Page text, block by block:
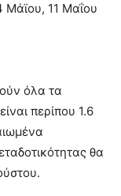
Μάϊου, 11 Μαΐου
όλα τα
περίπου 1.6
θα